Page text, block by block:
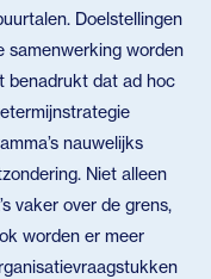
Doelstellingen
samenwerking worden
benadrukt dat ad hoc
nauwelijks
Niet alleen
vaker over de grens,
worden er meer